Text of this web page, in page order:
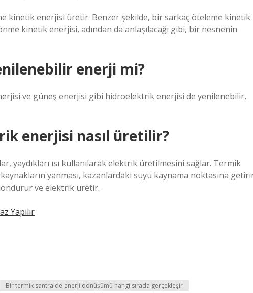
kinetik enerjisi üretir. Benzer şekilde, bir sarkaç öteleme kinetik
kinetik enerjisi, adından da anlaşılacağı gibi, bir nesnenin
enerji mi?
ve güneş enerjisi gibi hidroelektrik enerjisi de yenilenebilir,
enerjisi nasıl üretilir?
yaydıkları ısı kullanılarak elektrik üretilmesini sağlar. Termik
yanması, kazanlardaki suyu kaynama noktasına
ve elektrik üretir.
Yapılır
Bir termik santralde enerji dönüşümü hangi sırada gerçekleşir